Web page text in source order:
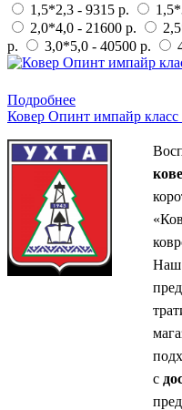
1,5*2,3 - 9315 р.
2,0*4,0 - 21600 р.
р.
3,0*5,0 - 40500 р.
Подробнее
Ковер Опинт импайр класс
Наш
с